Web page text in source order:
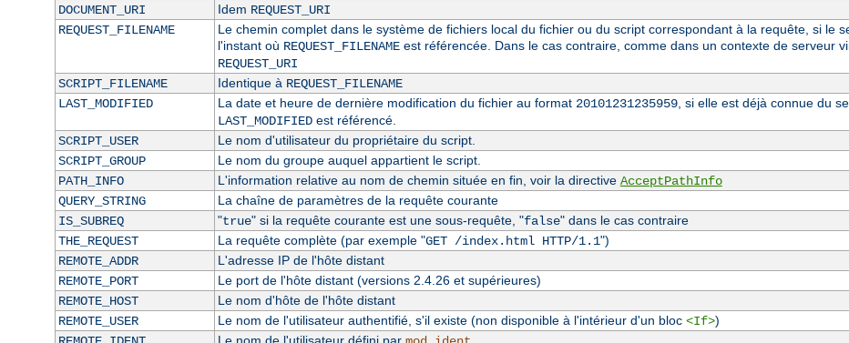
DOCUMENT_URI
Idem REQUEST_URI
REQUEST_FILENAME
Le chemin complet dans le système de fichiers local du fichier ou du script correspondant à la requête, si le
l'instant où REQUEST_FILENAMEest référencée. Dans le cas contraire, comme dans un contexte de serveur
REQUEST_URI
SCRIPT_FILENAME
Identique à REQUEST_FILENAME
LAST_MODIFIED
La date et heure de dernière modification du fichier au format 20101231235959, si elle est déjà connue du
LAST_MODIFIEDest référencé.
SCRIPT_USER
Le nom d'utilisateur du propriétaire du script.
SCRIPT_GROUP
Le nom du groupe auquel appartient le script.
PATH_INFO
L'information relative au nom de chemin située en fin, voir la directive AcceptPathInfo
QUERY_STRING
La chaîne de paramètres de la requête courante
IS_SUBREQ
"true" si la requête courante est une sous-requête, "false" dans le cas contraire
THE_REQUEST
La requête complète (par exemple "GET /index.html HTTP/1.1")
REMOTE_ADDR
L'adresse IP de l'hôte distant
REMOTE_PORT
Le port de l'hôte distant (versions 2.4.26 et supérieures)
REMOTE_HOST
Le nom d'hôte de l'hôte distant
REMOTE_USER
Le nom de l'utilisateur authentifié, s'il existe (non disponible à l'intérieur d'un bloc <If>)